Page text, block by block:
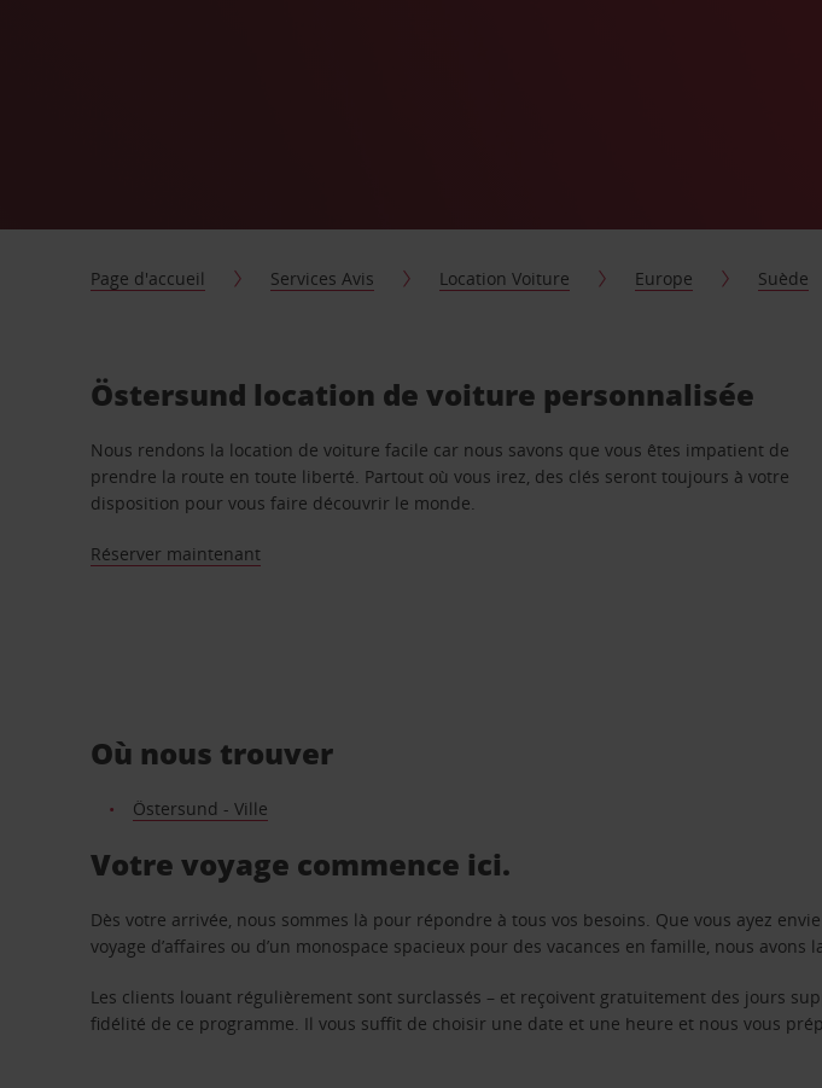
Page d'accueil Services Avis Location Voiture Europe Suède
Östersund location de voiture personnalisée
Nous rendons la location de voiture facile car nous savons que vous êtes impatient de
prendre la route en toute liberté. Partout où vous irez, des clés seront toujours à votre
disposition pour vous faire découvrir le monde.
Réserver maintenant
Où nous trouver
Östersund - Ville
Votre voyage commence ici.
Dès votre arrivée, nous sommes là pour répondre à tous vos besoins. Que vous ayez
voyage d’affaires ou d’un monospace spacieux pour des vacances en famille, nous avons
Les clients louant régulièrement sont surclassés – et reçoivent gratuitement des jours
fidélité de ce programme. Il vous suffit de choisir une date et une heure et nous vous